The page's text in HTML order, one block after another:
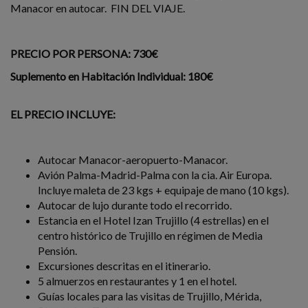
Manacor en autocar. FIN DEL VIAJE.
PRECIO POR PERSONA: 730€
Suplemento en Habitación Individual: 180€
EL PRECIO INCLUYE:
Autocar Manacor-aeropuerto-Manacor.
Avión Palma-Madrid-Palma con la cia. Air Europa.
Incluye maleta de 23 kgs + equipaje de mano (10 kgs).
Autocar de lujo durante todo el recorrido.
Estancia en el Hotel Izan Trujillo (4 estrellas) en el
centro histórico de Trujillo en régimen de Media
Pensión.
Excursiones descritas en el itinerario.
5 almuerzos en restaurantes y 1 en el hotel.
Guías locales para las visitas de Trujillo, Mérida,